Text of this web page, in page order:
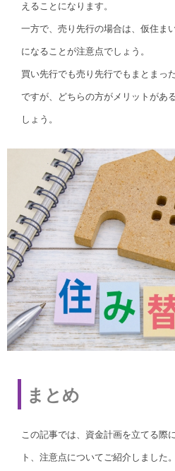
えることになります。
一方で、売り先行の場合は、仮住ま
になることが注意点でしょう。
買い先行でも売り先行でもまとまっ
ですが、どちらの方がメリットがあ
しょう。
まとめ
この記事では、資金計画を立てる際
ト、注意点についてご紹介しました。